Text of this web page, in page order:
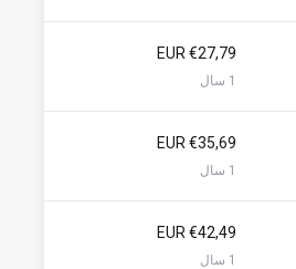
€27,79 EUR
1 سال
€35,69 EUR
1 سال
€42,49 EUR
1 سال